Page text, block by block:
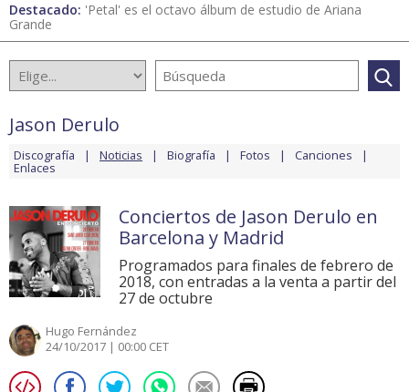
Destacado: 'Petal' es el octavo álbum de estudio de Ariana
Grande
Jason Derulo
Discografía Noticias Biografía Fotos Canciones
Enlaces
Conciertos de Jason Derulo en
Barcelona y Madrid
Programados para finales de febrero de
2018, con entradas a la venta a partir del
27 de octubre
Hugo Fernández
24/10/2017 | 00:00 CET